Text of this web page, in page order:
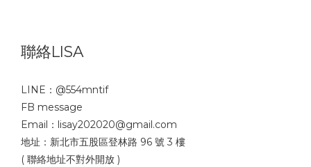
聯絡LISA
LINE： @554mntif
FB message
Email：lisay202020@gmail.com
地址：新北市五股區登林路 96 號 3 樓
( 聯絡地址不對外開放 )